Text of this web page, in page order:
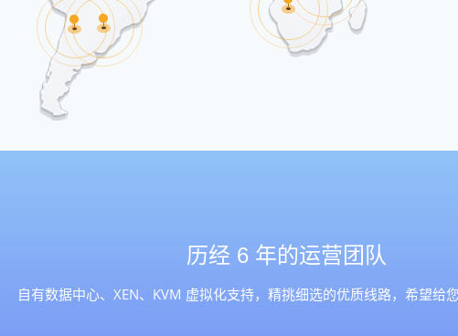
历经 6 年的运营团队
自有数据中心、XEN、KVM 虚拟化支持，精挑细选的优质线路，希望给